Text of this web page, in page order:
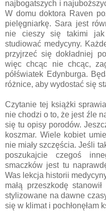
najbogatszych i
W domu doktora Raven
pielęgniarkę. Sara jest
nie cieszy się takimi
studiować medycyny.
przyjrzeć się dokładniej
więc chcąc nie chcąc,
półświatek Edynburga.
różnice, aby wydostać się
Czytanie tej książki
nie chodzi o to, że jest źle
się tu opisy porodów.
koszmar. Wiele kobiet
nie miały szczęścia. Jeśli
poszukajcie czegoś
smaczków jest tu
Was lekcja historii
małą przeszkodę
stylizowane na dawne
się w klimat i pochłonęłam